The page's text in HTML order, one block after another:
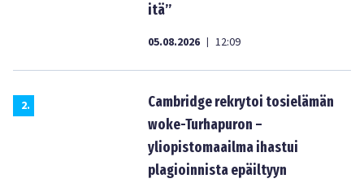
itä”
05.08.2026 | 12:09
2.
Cambridge rekrytoi tosielämän
woke-Turhapuron –
yliopistomaailma ihastui
plagioinnista epäiltyyn